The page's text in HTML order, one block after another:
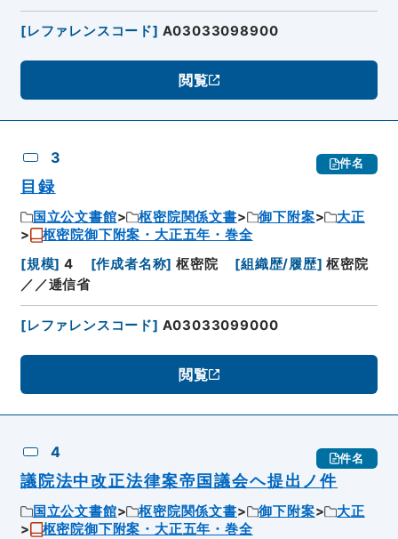
[レファレンスコード] A03033098900
閲覧
3 件名
目録
国立公文書館 枢密院関係文書 御下附案
大正
枢密院御下附案・大正五年・巻全
[規模] 4 [作成者名称] 枢密院 [組織歴/履歴] 枢密院
／／逓信省
[レファレンスコード] A03033099000
閲覧
4 件名
議院法中改正法律案帝国議会ヘ提出ノ件
国立公文書館 枢密院関係文書 御下附案
大正
枢密院御下附案・大正五年・巻全